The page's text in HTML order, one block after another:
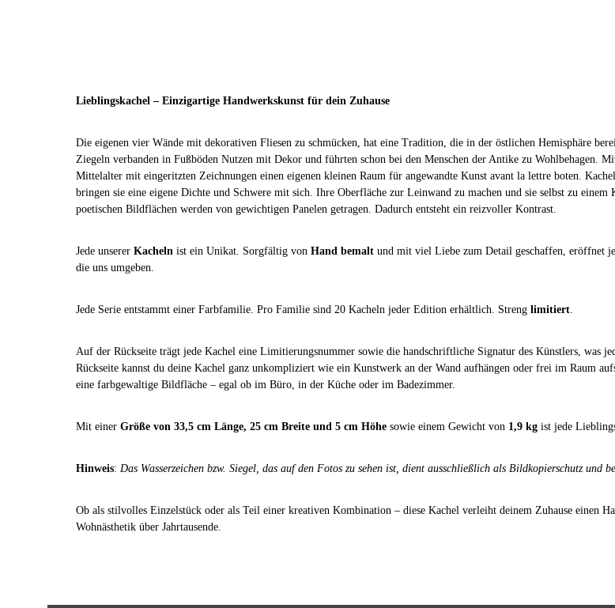
Lieblingskachel – Einzigartige Handwerkskunst für dein Zuhause
Die eigenen vier Wände mit dekorativen Fliesen zu schmücken, hat eine Tradition, die in der östlichen Hemisphäre
Ziegeln verbanden in Fußböden Nutzen mit Dekor und führten schon bei den Menschen der Antike zu Wohlbehagen.
Mittelalter mit eingeritzten Zeichnungen einen eigenen kleinen Raum für angewandte Kunst avant la lettre boten.
bringen sie eine eigene Dichte und Schwere mit sich. Ihre Oberfläche zur Leinwand zu machen und sie selbst zu
poetischen Bildflächen werden von gewichtigen Panelen getragen. Dadurch entsteht ein reizvoller Kontrast.
Jede unserer Kacheln ist ein Unikat. Sorgfältig von Hand bemalt und mit viel Liebe zum Detail geschaffen, eröffnet
die uns umgeben.
Jede Serie entstammt einer Farbfamilie. Pro Familie sind 20 Kacheln jeder Edition erhältlich. Streng limitiert.
Auf der Rückseite trägt jede Kachel eine Limitierungsnummer sowie die handschriftliche Signatur des Künstlers, was
Rückseite kannst du deine Kachel ganz unkompliziert wie ein Kunstwerk an der Wand aufhängen oder frei im Raum
eine farbgewaltige Bildfläche – egal ob im Büro, in der Küche oder im Badezimmer.
Mit einer Größe von 33,5 cm Länge, 25 cm Breite und 5 cm Höhe sowie einem Gewicht von 1,9 kg ist jede
Hinweis: Das Wasserzeichen bzw. Siegel, das auf den Fotos zu sehen ist, dient ausschließlich als Bildkopierschutz und
Ob als stilvolles Einzelstück oder als Teil einer kreativen Kombination – diese Kachel verleiht deinem Zuhause einen
Wohnästhetik über Jahrtausende.